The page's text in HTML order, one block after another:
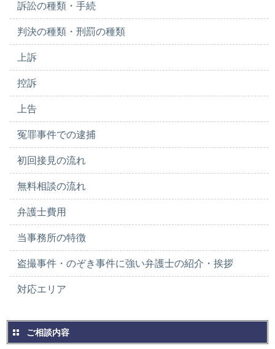
訴訟の種類・手続
判決の種類・刑罰の種類
上訴
控訴
上告
冤罪事件での逮捕
初回接見の流れ
無料相談の流れ
弁護士費用
当事務所の特徴
盗撮事件・のぞき事件に強い弁護士の紹介・挨拶
対応エリア
ご相談内容